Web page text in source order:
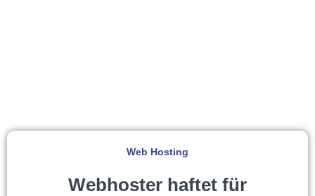
Web Hosting
Webhoster haftet für